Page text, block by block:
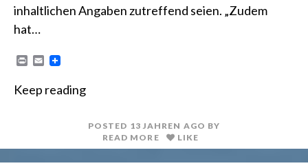
inhaltlichen Angaben zutreffend seien. „Zudem
hat…
n
E
i
Keep reading
POSTED 13 JAHREN AGO BY
READ MORE
LIKE